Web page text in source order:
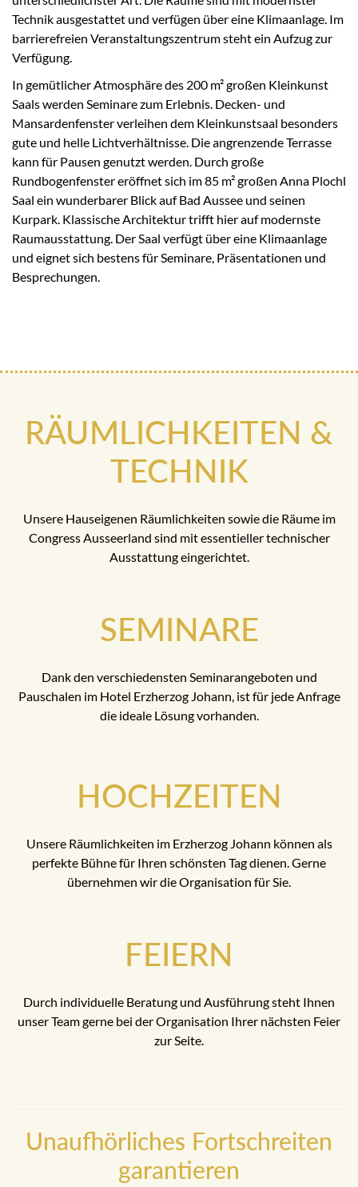
Technik ausgestattet und verfügen über eine Klimaanlage. Im
barrierefreien Veranstaltungszentrum steht ein Aufzug zur
Verfügung.
In gemütlicher Atmosphäre des 200 m² großen Kleinkunst
Saals werden Seminare zum Erlebnis. Decken- und
Mansardenfenster verleihen dem Kleinkunstsaal besonders
gute und helle Lichtverhältnisse. Die angrenzende Terrasse
kann für Pausen genutzt werden. Durch große
Rundbogenfenster eröffnet sich im 85 m² großen Anna Plochl
Saal ein wunderbarer Blick auf Bad Aussee und seinen
Kurpark. Klassische Architektur trifft hier auf modernste
Raumausstattung. Der Saal verfügt über eine Klimaanlage
und eignet sich bestens für Seminare, Präsentationen und
Besprechungen.
RÄUMLICHKEITEN &
TECHNIK
Unsere Hauseigenen Räumlichkeiten sowie die Räume im
Congress Ausseerland sind mit essentieller technischer
Ausstattung eingerichtet.
SEMINARE
Dank den verschiedensten Seminarangeboten und
Pauschalen im Hotel Erzherzog Johann, ist für jede Anfrage
die ideale Lösung vorhanden.
HOCHZEITEN
Unsere Räumlichkeiten im Erzherzog Johann können als
perfekte Bühne für Ihren schönsten Tag dienen. Gerne
übernehmen wir die Organisation für Sie.
FEIERN
Durch individuelle Beratung und Ausführung steht Ihnen
unser Team gerne bei der Organisation Ihrer nächsten Feier
zur Seite.
Unaufhörliches Fortschreiten
garantieren